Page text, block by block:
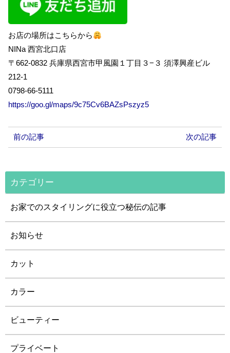
お店の場所はこちらから
NINa 西宮北口店
〒662-0832 兵庫県西宮市甲風園１丁目３−３ 須澤興産ビル
212-1
0798-66-5111
https://goo.gl/maps/9c75Cv6BAZsPszyz5
前の記事 次の記事
カテゴリー
お家でのスタイリングに役立つ秘伝の記事
お知らせ
カット
カラー
ビューティー
プライベート